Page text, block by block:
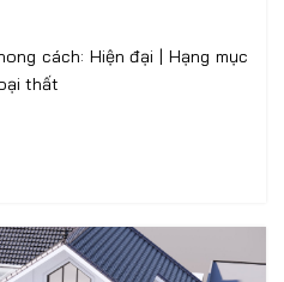
cách: Hiện đại | Hạng mục
thất